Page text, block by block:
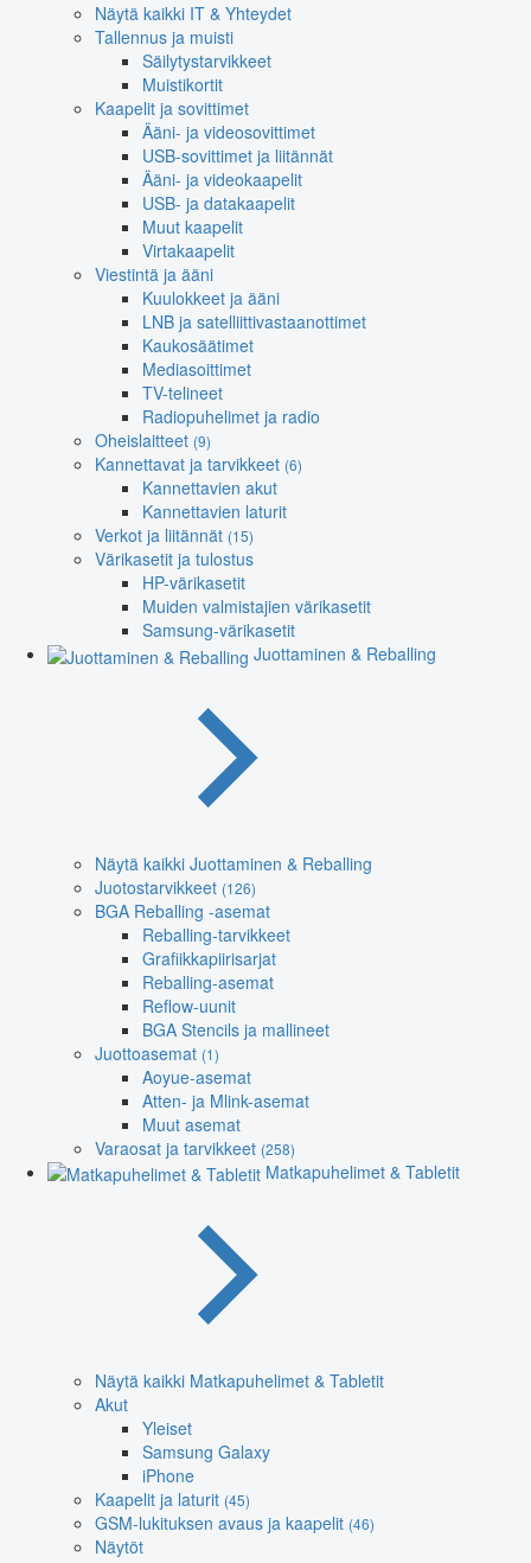
Näytä kaikki IT & Yhteydet
Tallennus ja muisti
Säilytystarvikkeet
Muistikortit
Kaapelit ja sovittimet
Ääni- ja videosovittimet
USB-sovittimet ja liitännät
Ääni- ja videokaapelit
USB- ja datakaapelit
Muut kaapelit
Virtakaapelit
Viestintä ja ääni
Kuulokkeet ja ääni
LNB ja satelliittivastaanottimet
Kaukosäätimet
Mediasoittimet
TV-telineet
Radiopuhelimet ja radio
Oheislaitteet (9)
Kannettavat ja tarvikkeet (6)
Kannettavien akut
Kannettavien laturit
Verkot ja liitännät (15)
Värikasetit ja tulostus
HP-värikasetit
Muiden valmistajien värikasetit
Samsung-värikasetit
Juottaminen & Reballing
Näytä kaikki Juottaminen & Reballing
Juotostarvikkeet (126)
BGA Reballing -asemat
Reballing-tarvikkeet
Grafiikkapiirisarjat
Reballing-asemat
Reflow-uunit
BGA Stencils ja mallineet
Juottoasemat (1)
Aoyue-asemat
Atten- ja Mlink-asemat
Muut asemat
Varaosat ja tarvikkeet (258)
Matkapuhelimet & Tabletit
Näytä kaikki Matkapuhelimet & Tabletit
Akut
Yleiset
Samsung Galaxy
iPhone
Kaapelit ja laturit (45)
GSM-lukituksen avaus ja kaapelit (46)
Näytöt